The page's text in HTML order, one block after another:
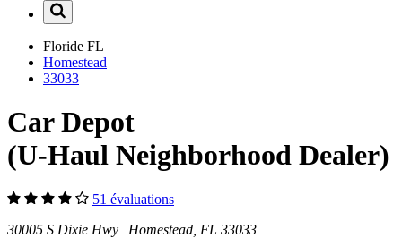
Floride FL
Homestead
33033
Car Depot
(U-Haul Neighborhood Dealer)
51 évaluations
30005 S Dixie Hwy Homestead, FL 33033